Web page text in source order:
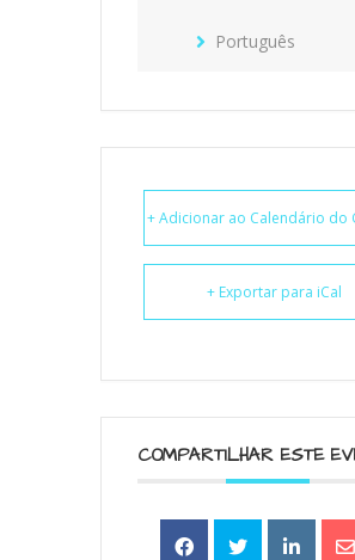
Português
+ Adicionar ao Calendário do
+ Exportar para iCal
COMPARTILHAR ESTE